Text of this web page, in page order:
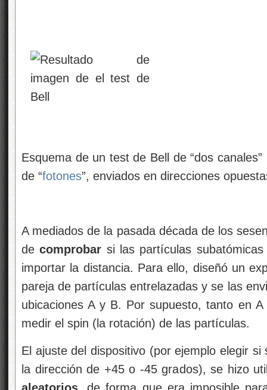
Esquema de un test de Bell de “dos
de “fotones”, enviados en direcciones
A mediados de la pasada década de los
de comprobar si las partículas
importar la distancia. Para ello, diseñó un
pareja de partículas entrelazadas y se las
ubicaciones A y B. Por supuesto, tanto en
medir el spin (la rotación) de las partículas.
El ajuste del dispositivo (por ejemplo elegir
la dirección de +45 o -45 grados), se hizo